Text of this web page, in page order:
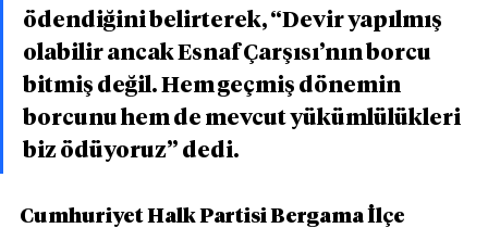
ödendiğini belirterek, “Devir yapılmış
olabilir ancak Esnaf Çarşısı’nın borcu
bitmiş değil. Hem geçmiş dönemin
borcunu hem de mevcut yükümlülükleri
biz ödüyoruz” dedi.
Cumhuriyet Halk Partisi Bergama İlçe